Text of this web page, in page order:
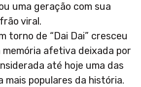
uma geração com sua
viral.
torno de “Dai Dai” cresceu
afetiva deixada por
até hoje uma das
mais populares da história.